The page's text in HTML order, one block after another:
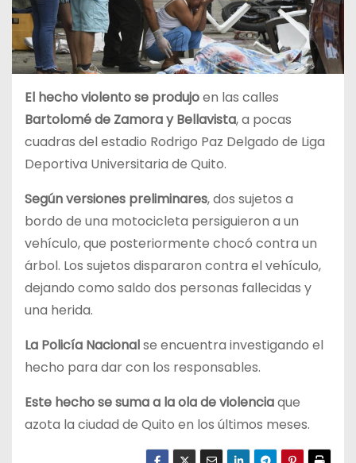
El hecho violento se produjoen las calles
Bartolomé de Zamora y Bellavista, a pocas
cuadras del estadio Rodrigo Paz Delgado de Liga
Deportiva Universitaria de Quito.
Según versiones preliminares, dos sujetos a
bordo de una motocicleta persiguieron a un
vehículo, que posteriormente chocó contra un
árbol. Los sujetos dispararon contra el vehículo,
dejando como saldo dos personas fallecidas y
una herida.
La Policía Nacionalse encuentra investigando el
hecho para dar con los responsables.
Este hecho se suma a la ola de violenciaque
azota la ciudad de Quito en los últimos meses.